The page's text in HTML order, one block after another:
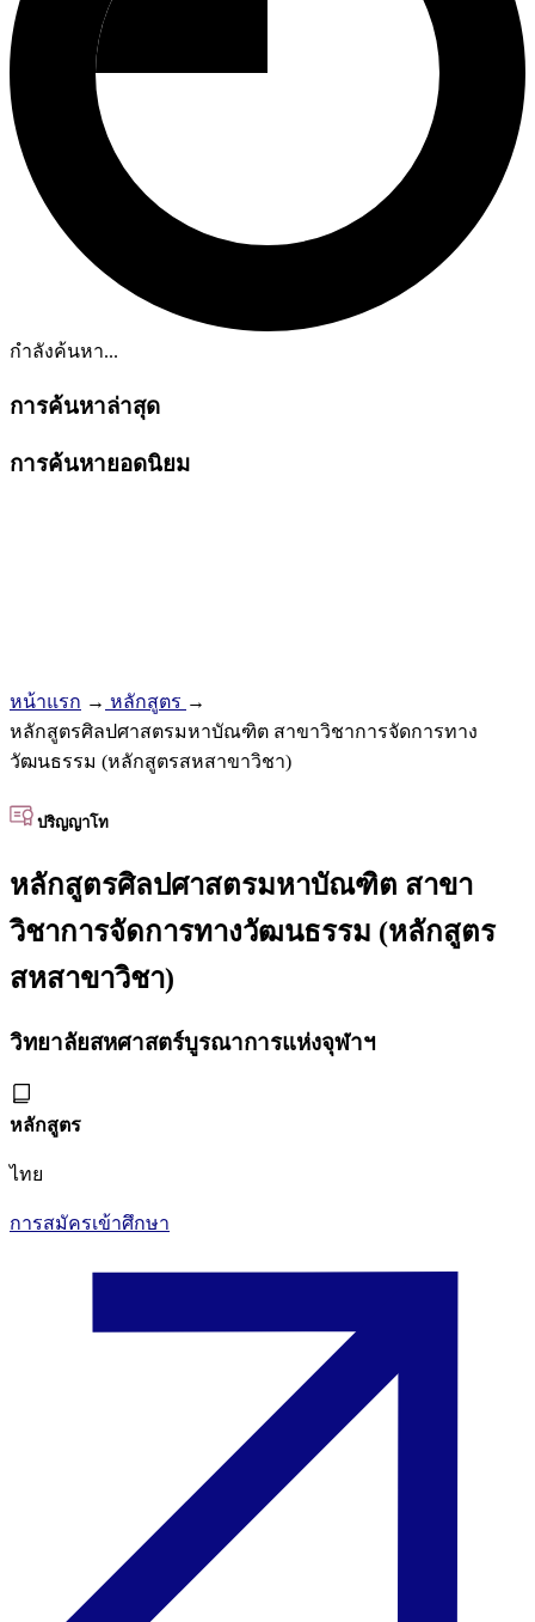
กำลังค้นหา...
การค้นหาล่าสุด
การค้นหายอดนิยม
หน้าแรก → หลักสูตร →
หลักสูตรศิลปศาสตรมหาบัณฑิต สาขาวิชาการจัดการทาง
วัฒนธรรม (หลักสูตรสหสาขาวิชา)
ปริญญาโท
หลักสูตรศิลปศาสตรมหาบัณฑิต สาขา
วิชาการจัดการทางวัฒนธรรม (หลักสูตร
สหสาขาวิชา)
วิทยาลัยสหศาสตร์บูรณาการแห่งจุฬาฯ
หลักสูตร
ไทย
การสมัครเข้าศึกษา